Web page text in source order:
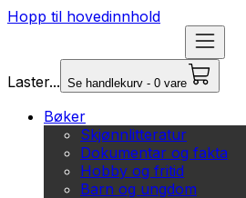
Hopp til hovedinnhold
Laster... Se handlekurv - 0 vare
Bøker
Skjønnlitteratur
Dokumentar og fakta
Hobby og fritid
Barn og ungdom